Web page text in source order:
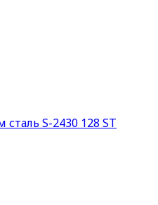
сталь S-2430 128 ST